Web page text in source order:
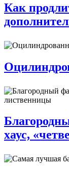
Как
хаус,